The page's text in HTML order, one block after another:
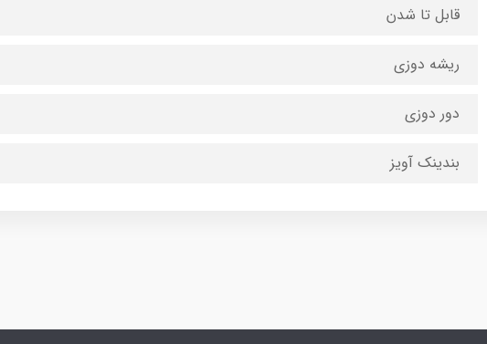
قابل تا شدن
ریشه دوزی
دور دوزی
بندینک آویز